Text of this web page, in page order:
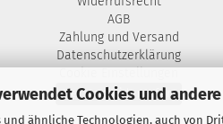
Cookies und
und ähnliche Technologien, auch von
AGB
Zahlung und Versand
Datenschutzerklärung
Vertrag widerrufen